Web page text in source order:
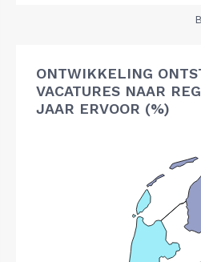
ONTWIKKELING
VACATURES NAAR
JAAR ERVOOR (%)